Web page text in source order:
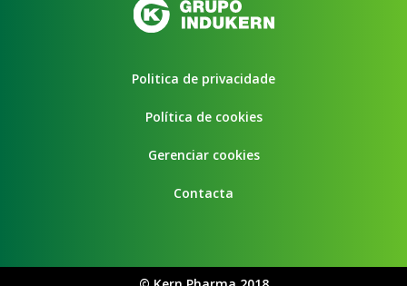
Politica de privacidade
Política de cookies
Gerenciar cookies
Contacta